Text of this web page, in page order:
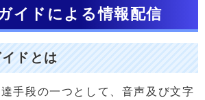
イドによる情報配信
ドとは
手段の一つとして、音声及び文字